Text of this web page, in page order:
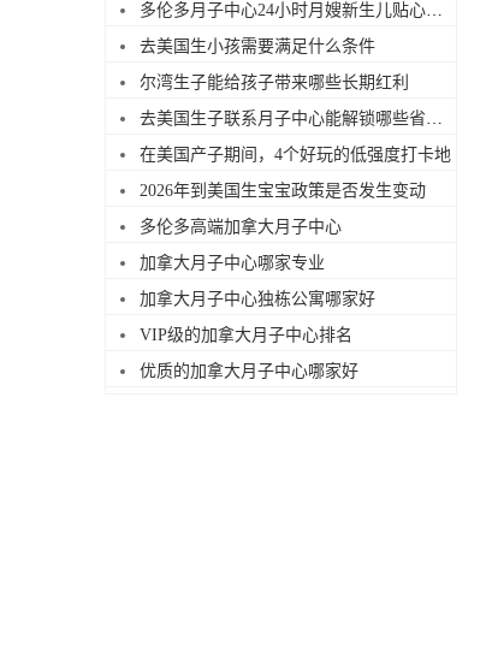
多伦多月子中心24小时月嫂新生儿贴心照料
去美国生小孩需要满足什么条件
尔湾生子能给孩子带来哪些长期红利
去美国生子联系月子中心能解锁哪些省心服务
在美国产子期间，4个好玩的低强度打卡地
2026年到美国生宝宝政策是否发生变动
多伦多高端加拿大月子中心
加拿大月子中心哪家专业
加拿大月子中心独栋公寓哪家好
VIP级的加拿大月子中心排名
优质的加拿大月子中心哪家好